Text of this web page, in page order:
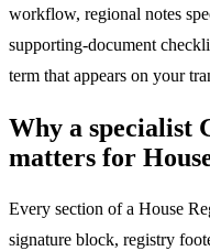
workflow, regional notes
supporting-document
term that appears on your
Why a specialist
matters for
Every section of a House
signature block, registry